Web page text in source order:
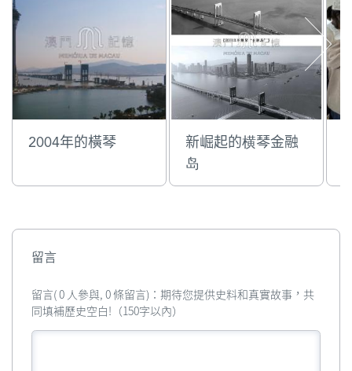
2004年的橫琴
新崛起的横琴金融
岛
留言
留言( 0 人參與, 0 條留言)：期待您提供史料和真實故事，共
同填補歷史空白!（150字以內）